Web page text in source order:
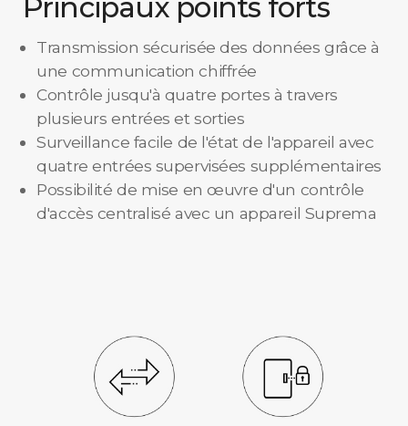
Principaux points forts
Transmission sécurisée des données grâce à
une communication chiffrée
Contrôle jusqu'à quatre portes à travers
plusieurs entrées et sorties
Surveillance facile de l'état de l'appareil avec
quatre entrées supervisées supplémentaires
Possibilité de mise en œuvre d'un contrôle
d'accès centralisé avec un appareil Suprema